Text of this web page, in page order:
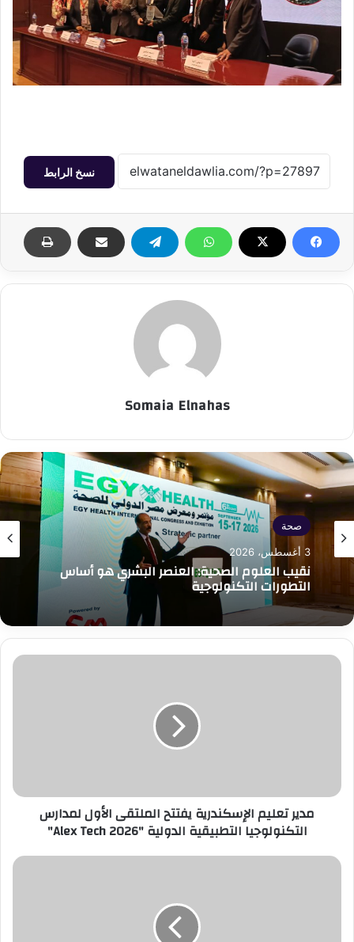
نسخ الرابط
Somaia Elnahas
صحة
3 أغسطس، 2026
نقيب العلوم الصحية: العنصر البشري هو أساس
التطورات التكنولوجية
مدير
التطبيقية
2026"
مدير تعليم الإسكندرية يفتتح الملتقى الأول لمدارس
التكنولوجيا التطبيقية الدولية "Alex Tech 2026"
سلسلة